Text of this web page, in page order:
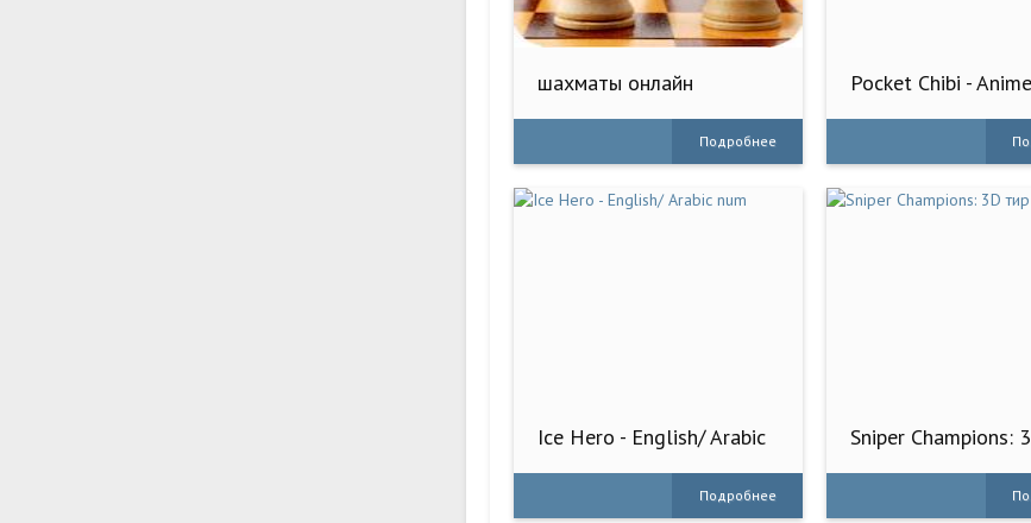
шахматы онлайн
Подробнее
Pocket Chibi -
Ice Hero - English/ Arabic
Подробнее
Sniper Champions: